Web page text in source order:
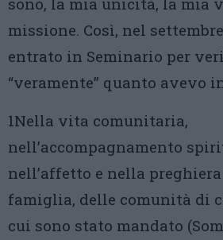
missione. Così, nel
entrato in Seminario per
“veramente” quanto avevo
1Nella vita comunitaria,
nell’accompagnamento
nell’affetto e nella
famiglia, delle comunità di
cui sono stato mandato